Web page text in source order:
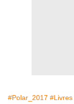
#Polar_2017